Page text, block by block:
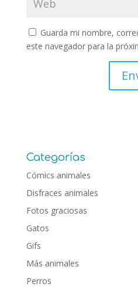
Guarda mi nombre,
este navegador para la
Categorías
Cómics animales
Disfraces animales
Fotos graciosas
Gatos
Gifs
Más animales
Perros